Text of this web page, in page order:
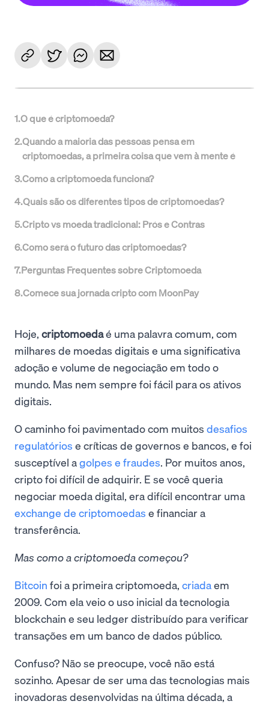
1.O que é criptomoeda?
2.Quando a maioria das pessoas pensa em
criptomoedas, a primeira coisa que vem à mente é
3.Como a criptomoeda funciona?
4.Quais são os diferentes tipos de criptomoedas?
5.Cripto vs moeda tradicional: Prós e Contras
6.Como será o futuro das criptomoedas?
7.Perguntas Frequentes sobre Criptomoeda
8.Comece sua jornada cripto com MoonPay
Hoje, criptomoedaé uma palavra comum, com
milhares de moedas digitais e uma significativa
adoção e volume de negociação em todo o
mundo. Mas nem sempre foi fácil para os ativos
digitais.
O caminho foi pavimentado com muitos desafios
regulatórios e críticas de governos e bancos, e foi
susceptível agolpes e fraudes. Por muitos anos,
cripto foi difícil de adquirir. E se você queria
negociar moeda digital, era difícil encontrar uma
exchange de criptomoedas e financiar a
transferência.
Mas como a criptomoeda começou?
Bitcoin foi a primeira criptomoeda, criadaem
2009. Com ela veio o uso inicial da tecnologia
blockchain e seu ledger distribuído para verificar
transações em um banco de dados público.
Confuso? Não se preocupe, você não está
sozinho. Apesar de ser uma das tecnologias mais
inovadoras desenvolvidas na última década, a